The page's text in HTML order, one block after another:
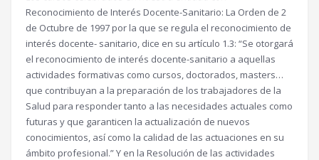
Reconocimiento de Interés Docente-Sanitario: La Orden de 2
de Octubre de 1997 por la que se regula el reconocimiento de
interés docente- sanitario, dice en su artículo 1.3: “Se otorgará
el reconocimiento de interés docente-sanitario a aquellas
actividades formativas como cursos, doctorados, masters…
que contribuyan a la preparación de los trabajadores de la
Salud para responder tanto a las necesidades actuales como
futuras y que garanticen la actualización de nuevos
conocimientos, así como la calidad de las actuaciones en su
ámbito profesional.” Y en la Resolución de las actividades